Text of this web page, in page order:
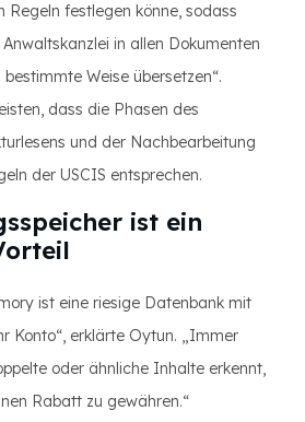
Regeln festlegen könne, sodass
in allen Dokumenten
Weise übersetzen“.
dass die Phasen des
und der Nachbearbeitung
der USCIS entsprechen.
ist ein
ist eine riesige Datenbank mit
Konto“, erklärte Oytun. „Immer
oder ähnliche Inhalte erkennt,
Rabatt zu gewähren.“